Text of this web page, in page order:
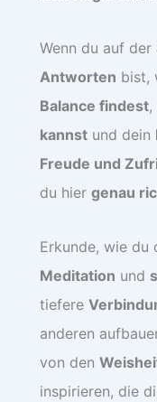
Wenn du auf der
Antworten bist,
Balance findest,
kannst und dein
Freude und
du hier genau
Erkunde, wie du
Meditation und
tiefere
anderen
von den
inspirieren, die